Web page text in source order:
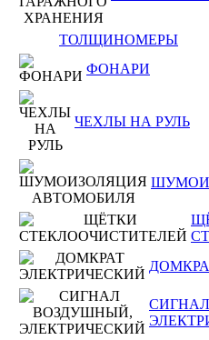
ТОЛЩИНОМЕРЫ
ФОНАРИ
ЧЕХЛЫ НА РУЛЬ